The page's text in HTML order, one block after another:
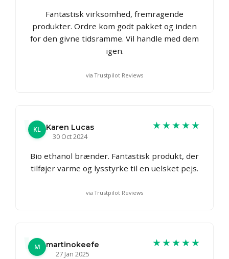
Fantastisk virksomhed, fremragende
produkter. Ordre kom godt pakket og inden
for den givne tidsramme. Vil handle med dem
igen.
via Trustpilot Reviews
KL
Karen Lucas
30 Oct 2024
★★★★★
Bio ethanol brænder. Fantastisk produkt, der
tilføjer varme og lysstyrke til en uelsket pejs.
via Trustpilot Reviews
M
martinokeefe
27 Jan 2025
★★★★★